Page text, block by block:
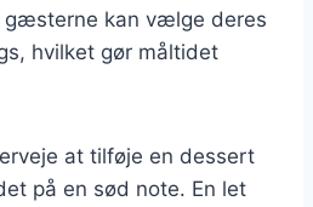
gæsterne kan vælge deres
hvilket gør måltidet
at tilføje en dessert
på en sød note. En let